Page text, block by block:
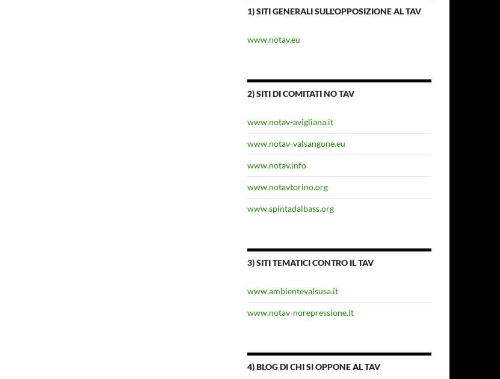
1) SITI GENERALI SULL'OPPOSIZIONE AL TAV
www.notav.eu
2) SITI DI COMITATI NO TAV
www.notav-avigliana.it
www.notav-valsangone.eu
www.notav.info
www.notavtorino.org
www.spintadalbass.org
3) SITI TEMATICI CONTRO IL TAV
www.ambientevalsusa.it
www.notav-norepressione.it
4) BLOG DI CHI SI OPPONE AL TAV